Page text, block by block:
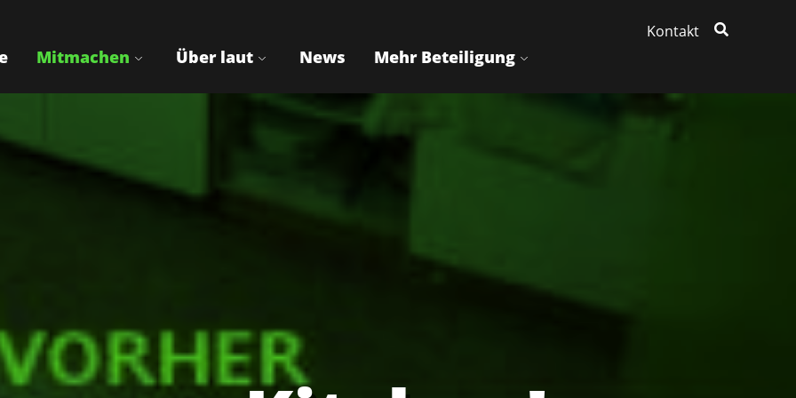
Mitmachen Über laut News Mehr Beteiligung
Kontakt